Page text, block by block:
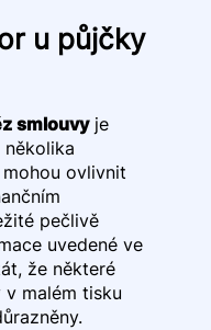
u půjčky
smlouvyje
ovlivnit
pečlivě
uvedené ve
že některé
malém tisku